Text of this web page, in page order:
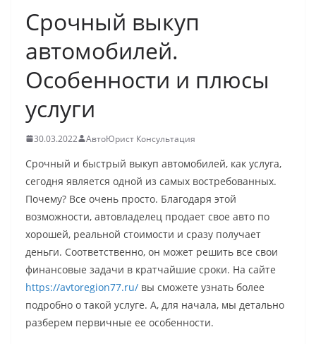
Срочный выкуп
автомобилей.
Особенности и плюсы
услуги
30.03.2022 АвтоЮрист Консультация
Срочный и быстрый выкуп автомобилей, как услуга,
сегодня является одной из самых востребованных.
Почему? Все очень просто. Благодаря этой
возможности, автовладелец продает свое авто по
хорошей, реальной стоимости и сразу получает
деньги. Соответственно, он может решить все свои
финансовые задачи в кратчайшие сроки. На сайте
https://avtoregion77.ru/ вы сможете узнать более
подробно о такой услуге. А, для начала, мы детально
разберем первичные ее особенности.